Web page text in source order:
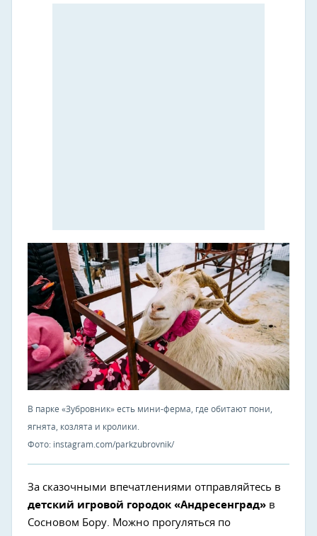
В парке «Зубровник» есть мини-ферма, где обитают пони,
ягнята, козлята и кролики.
Фото: instagram.com/parkzubrovnik/
За сказочными впечатлениями отправляйтесь в
детский игровой городок «Андресенград» в
Сосновом Бору. Можно прогуляться по